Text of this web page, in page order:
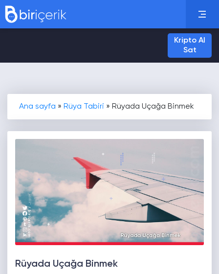
Kripto Al
Sat
Ana sayfa » Rüya Tabiri » Rüyada Uçağa Binmek
Rüyada Uçağa Binmek